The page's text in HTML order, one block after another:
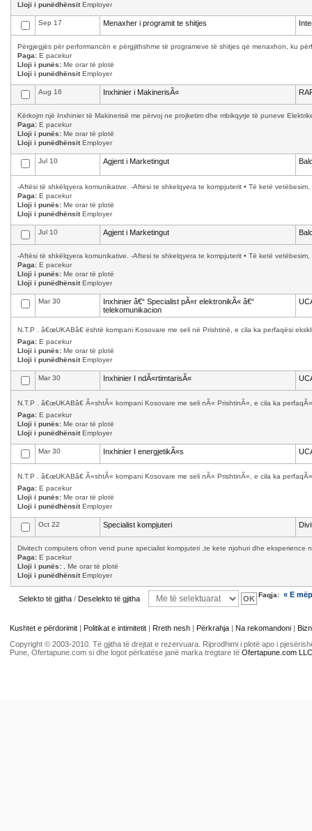
Lloji i punëdhënsitEmployer
Sep 17 Menaxher i programit te shitjes
Përgjegjës për performancën e përgjithshme të programeve të shitjes që menaxhon, ku
Paga: E pacekur
Lloji i punës: Me orar të plotë
Lloji i punëdhënsitEmployer
Aug 16 Inxhinier i MakinerisÃ«
Kërkojm një Inxhinier të Makinerisë me përvoj ne projketim dhe mbikqyrje të puneve
Paga: E pacekur
Lloji i punës: Me orar të plotë
Lloji i punëdhënsitEmployer
Jul 10 Agjent i Marketingut
-Aftësi të shkëlqyera komunikative. -Aftesi te shkelqyera te kompjuterit • Të ketë
Paga: E pacekur
Lloji i punës: Me orar të plotë
Lloji i punëdhënsitEmployer
Jul 10 Agjent i Marketingut
-Aftësi të shkëlqyera komunikative. -Aftesi te shkelqyera te kompjuterit • Të ketë
Paga: E pacekur
Lloji i punës: Me orar të plotë
Lloji i punëdhënsitEmployer
Mar 30
Inxhinier â€“ Specialist pÃ«r elektronikÃ« â€“
telekomunikacion
N.T.P . â€œUKABâ€ është kompani Kosovare me seli në Prishtinë, e cila ka perfaqësi
Paga: E pacekur
Lloji i punës: Me orar të plotë
Lloji i punëdhënsitEmployer
Mar 30 Inxhinier I ndÃ«rtimtarisÃ«
N.T.P . â€œUKABâ€ Ã«shtÃ« kompani Kosovare me seli nÃ« PrishtinÃ«, e cila ka
Paga: E pacekur
Lloji i punës: Me orar të plotë
Lloji i punëdhënsitEmployer
Mar 30 Inxhinier I energjetikÃ«s
N.T.P . â€œUKABâ€ Ã«shtÃ« kompani Kosovare me seli nÃ« PrishtinÃ«, e cila ka
Paga: E pacekur
Lloji i punës: Me orar të plotë
Lloji i punëdhënsitEmployer
Oct 22 Specialist kompjuteri
Divitech computers ofron vend pune specialist kompjuteri ,te kete njohuri dhe eksperience
Paga: E pacekur
Lloji i punës: , Me orar të plotë
Lloji i punëdhënsitEmployer
Selekto të gjitha / Deselekto të gjitha Faqja: « E
Kushtet e përdorimit | Politikat e intimitetit | Rreth nesh | Përkrahja | Na rekomandoni |
Copyright © 2003-2010. Të gjitha të drejtat e rezervuara. Riprodhimi i plotë apo i
Pune, Ofertapune.com si dhe logot përkatëse janë marka tregtare të Ofertapune.com LLC